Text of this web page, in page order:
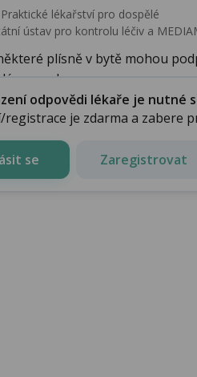
Praktické lékařství pro dospělé
ústav pro kontrolu léčiv a
plísně v bytě mohou
mohu se ...
odpovědi lékaře je nutné
registrace je zdarma a zabere
se Zaregistrovat